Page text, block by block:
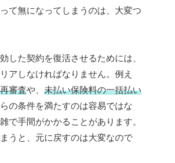
て無になってしまうのは、大変つ
した契約を復活させるためには、
アしなければなりません。例え
審査や、 未払い保険料の一括払い
の条件を満たすのは容易ではな
で手間がかかることがあります。
うと、元に戻すのは大変なので